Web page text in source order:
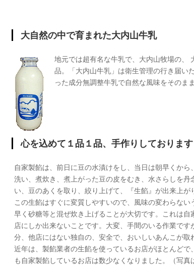
大自然の中で育まれた大内山牛乳
地元では超有名な牛乳で、大内山牧場の、
品。「大内山牛乳」は衛生管理の行き届い
った成分無調整牛乳で自然な風味をそのま
心を込めて１品１品、手作りしております
自家製餡は、前日に豆の水漬けをし、当日は朝早くから
洗い、煮炊き、煮上がった豆の皮をむき、水さらしを丹
い、豆のあくを取り、絞り上げて、『生餡』が出来上が
この生餡はすぐに変質しやすいので、風味の変わらない
早く砂糖等と混ぜ炊き上げることが大切です。これは自
店にしか出来ないことです。大変、手間のいる作業です
分、他店にはない独自の、安全で、おいしいあんこが取
近年は、製餡業者の生餡を使っているお店がほとんどで
も自家製餡しているお店は数少なくなりました。（写真